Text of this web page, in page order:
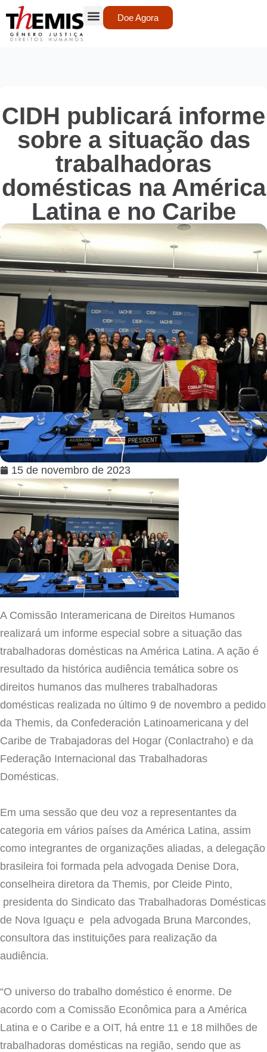
Doe Agora
CIDH publicará informe
sobre a situação das
trabalhadoras
domésticas na América
Latina e no Caribe
15 de novembro de 2023
A Comissão Interamericana de Direitos Humanos
realizará um informe especial sobre a situação das
trabalhadoras domésticas na América Latina. A ação é
resultado da histórica audiência temática sobre os
direitos humanos das mulheres trabalhadoras
domésticas realizada no último 9 de novembro a pedido
da Themis, da Confederación Latinoamericana y del
Caribe de Trabajadoras del Hogar (Conlactraho) e da
Federação Internacional das Trabalhadoras
Domésticas.
Em uma sessão que deu voz a representantes da
categoria em vários países da América Latina, assim
como integrantes de organizações aliadas, a delegação
brasileira foi formada pela advogada Denise Dora,
conselheira diretora da Themis, por Cleide Pinto,
presidenta do Sindicato das Trabalhadoras Domésticas
de Nova Iguaçu e pela advogada Bruna Marcondes,
consultora das instituições para realização da
audiência.
“O universo do trabalho doméstico é enorme. De
acordo com a Comissão Econômica para a América
Latina e o Caribe e a OIT, há entre 11 e 18 milhões de
trabalhadoras domésticas na região, sendo que as